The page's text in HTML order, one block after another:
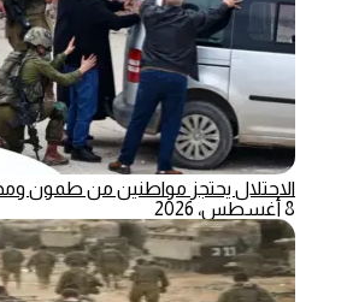
الاحتلال يحتجز مواطنين من طمون
8 أغسطس، 2026